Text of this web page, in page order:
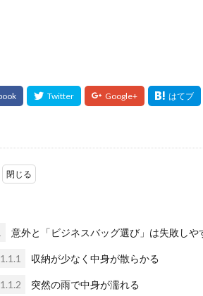
意外と「ビジネスバッグ選び」は失敗しや
1.1.1 収納が少なく中身が散らかる
1.1.2 突然の雨で中身が濡れる